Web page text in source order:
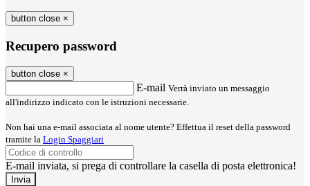
button close ×
Recupero password
button close ×
E-mail Verrà inviato un messaggio
all'indirizzo indicato con le istruzioni necessarie.
Non hai una e-mail associata al nome utente? Effettua il reset della password
tramite la Login Spaggiari
E-mail inviata, si prega di controllare la casella di posta elettronica!